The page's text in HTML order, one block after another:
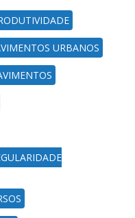
URBANOS